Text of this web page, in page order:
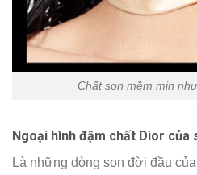
Chất son mềm mịn
Ngoại hình đậm chất Dior của
Là những dòng son đời đầu